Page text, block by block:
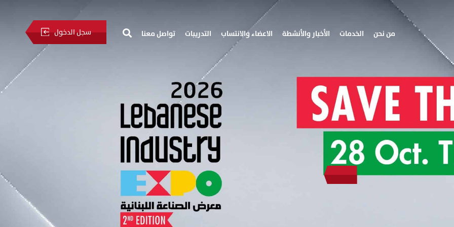
سجل الدخول من نحن الخدمات الأخبار والأنشطة الاعضاء والانتساب التدريبات تواصل معنا